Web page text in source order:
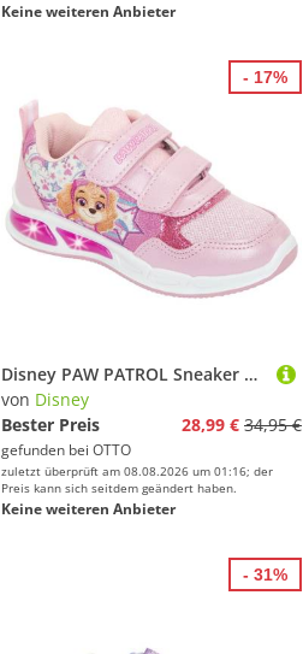
Keine weiteren Anbieter
Disney PAW PATROL Sneaker mit cooler Blinkfunktion
von Disney
Bester Preis
28,99 € 34,95 €
gefunden bei OTTO
zuletzt überprüft am 08.08.2026 um 01:16; der
Preis kann sich seitdem geändert haben.
Keine weiteren Anbieter
- 17%
- 31%